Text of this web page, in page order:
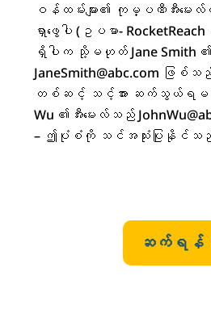
ဝန်ထမ်းများ၏ ကုမ္ပဏီအီးမေးလ်
ရှာဖွေပါ (ဥပမာ-
ရှိပါက သို့မဟုတ် Jane Smith
JaneSmith@abc.com ဖြစ်သ
တစ်ဆင့် သင့်အား ဆက်သွယ်ရ
Wu ၏အီးမေးလ်သည်
– ဤပုံစံကို သင်အသုံးပြုနိုင်သ
ဆက်ရန်